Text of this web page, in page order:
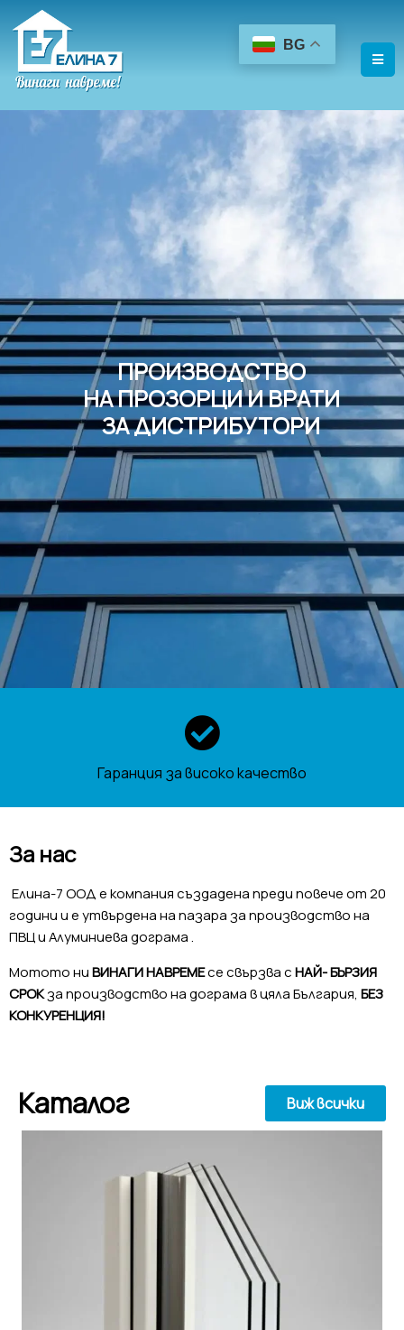
BG
ПРОИЗВОДСТВО
НА ПРОЗОРЦИ И ВРАТИ
ЗА ДИСТРИБУТОРИ
Гаранция за високо качество
За нас
Елина-7 ООД е компания създадена преди повече от 20
години и е утвърдена на пазара за производство на
ПВЦ и Алуминиева дограма .
Мотото ниВИНАГИ НАВРЕМЕсе свързва сНАЙ- БЪРЗИЯ
СРОКза производство на дограма в цяла България, БЕЗ
КОНКУРЕНЦИЯ!
Каталог Виж всички